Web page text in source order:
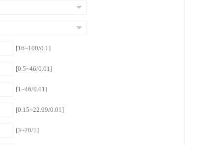
[16~100/0.1]
[0.5~46/0.01]
[1~46/0.01]
[0.15~22.99/0.01]
[3~20/1]